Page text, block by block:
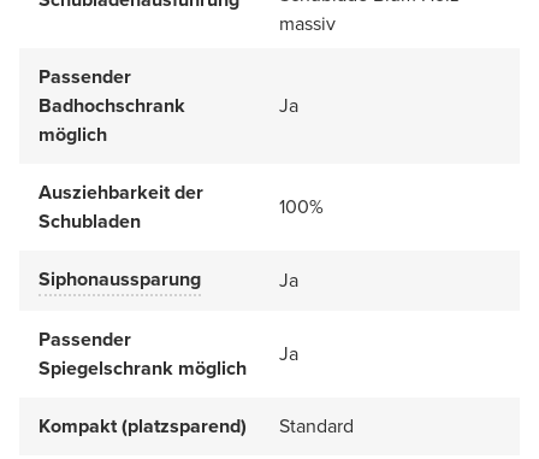
massiv
Passender
Badhochschrank
möglich
Ja
Ausziehbarkeit der
Schubladen
100%
Siphonaussparung Ja
Passender
Spiegelschrank möglich
Ja
Kompakt (platzsparend) Standard